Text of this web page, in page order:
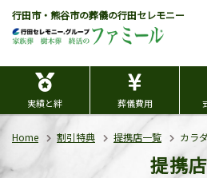
行田市・熊谷市の葬儀の行田セレモニー
実績と絆 葬儀費用
Home 割引特典 提携店一覧 カラ
提携店